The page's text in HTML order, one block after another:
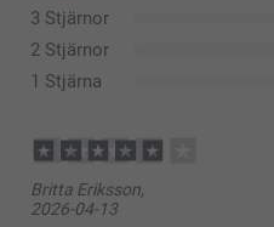
3 Stjärnor
2 Stjärnor
1 Stjärna
Britta Eriksson,
2026-04-13